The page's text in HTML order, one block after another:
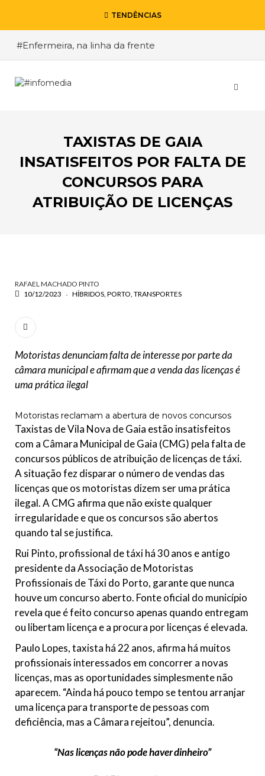
TENDÊNCIAS
#Enfermeira, na linha da frente
#Viver a Covid entre Itália e o Brasil
#O relato de um motorista de pesados, a história
de quem anda cá e lá
TAXISTAS DE GAIA
INSATISFEITOS POR FALTA DE
CONCURSOS PARA
ATRIBUIÇÃO DE LICENÇAS
ESCREVA O QUE PROCURA E PRIMA ENTER
RAFAEL MACHADO PINTO
10/12/2023
HÍBRIDOS PORTO TRANSPORTES
Motoristas denunciam falta de interesse por parte da
câmara municipal e afirmam que a venda das licenças é
uma prática ilegal
Motoristas reclamam a abertura de novos concursos
Taxistas de Vila Nova de Gaia estão insatisfeitos
com a Câmara Municipal de Gaia (CMG) pela falta de
concursos públicos de atribuição de licenças de táxi.
A situação fez disparar o número de vendas das
licenças que os motoristas dizem ser uma prática
ilegal. A CMG afirma que não existe qualquer
irregularidade e que os concursos são abertos
quando tal se justifica.
Rui Pinto, profissional de táxi há 30 anos e antigo
presidente da Associação de Motoristas
Profissionais de Táxi do Porto, garante que nunca
houve um concurso aberto. Fonte oficial do município
revela que é feito concurso apenas quando entregam
ou libertam licença e a procura por licenças é elevada.
Paulo Lopes, taxista há 22 anos, afirma há muitos
profissionais interessados em concorrer a novas
licenças, mas as oportunidades simplesmente não
aparecem. “Ainda há pouco tempo se tentou arranjar
uma licença para transporte de pessoas com
deficiência, mas a Câmara rejeitou”, denuncia.
“Nas licenças não pode haver dinheiro”